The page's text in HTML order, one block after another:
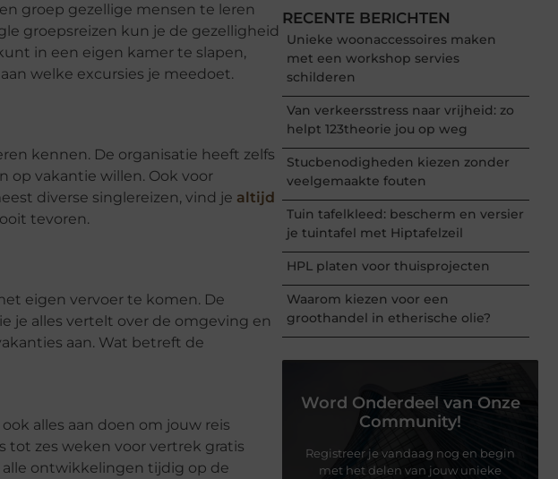
groep gezellige mensen te leren
groepsreizen kun je de gezelligheid
in een eigen kamer te slapen,
welke excursies je meedoet.
kennen. De organisatie heeft zelfs
op vakantie willen. Ook voor
diverse singlereizen, vind je altijd
tevoren.
eigen vervoer te komen. De
je alles vertelt over de omgeving en
aan. Wat betreft de
alles aan doen om jouw reis
zes weken voor vertrek gratis
alle ontwikkelingen tijdig op de
RECENTE BERICHTEN
Unieke woonaccessoires maken
met een workshop servies
schilderen
Van verkeersstress naar vrijheid: zo
helpt 123theorie jou op weg
Stucbenodigheden kiezen zonder
veelgemaakte fouten
Tuin tafelkleed: bescherm en versier
je tuintafel met Hiptafelzeil
HPL platen voor thuisprojecten
Waarom kiezen voor een
groothandel in etherische olie?
Word Onderdeel van Onze
Community!
Registreer je vandaag nog en begin
met het delen van jouw unieke